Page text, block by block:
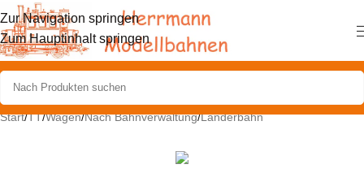
Zur Navigation springen
Zum Hauptinhalt springen
Start/TT/Wagen/Nach Bahnverwaltung/Länderbahn